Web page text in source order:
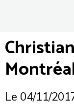
Le 04/11/